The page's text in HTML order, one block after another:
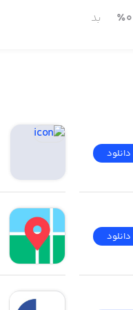
٪0 بد
دانلود
دانلود